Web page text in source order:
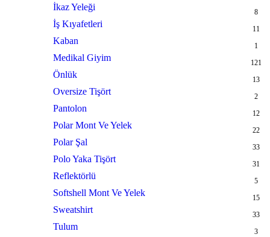
İkaz Yeleği 8
İş Kıyafetleri 11
Kaban 1
Medikal Giyim 121
Önlük 13
Oversize Tişört 2
Pantolon 12
Polar Mont Ve Yelek 22
Polar Şal 33
Polo Yaka Tişört 31
Reflektörlü 5
Softshell Mont Ve Yelek 15
Sweatshirt 33
Tulum 3